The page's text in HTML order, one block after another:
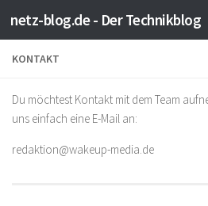
Zum Inhalt springen
netz-blog.de - Der Technikblog
KONTAKT
Du möchtest Kontakt mit dem Team
uns einfach eine E-Mail an:
redaktion@wakeup-media.de